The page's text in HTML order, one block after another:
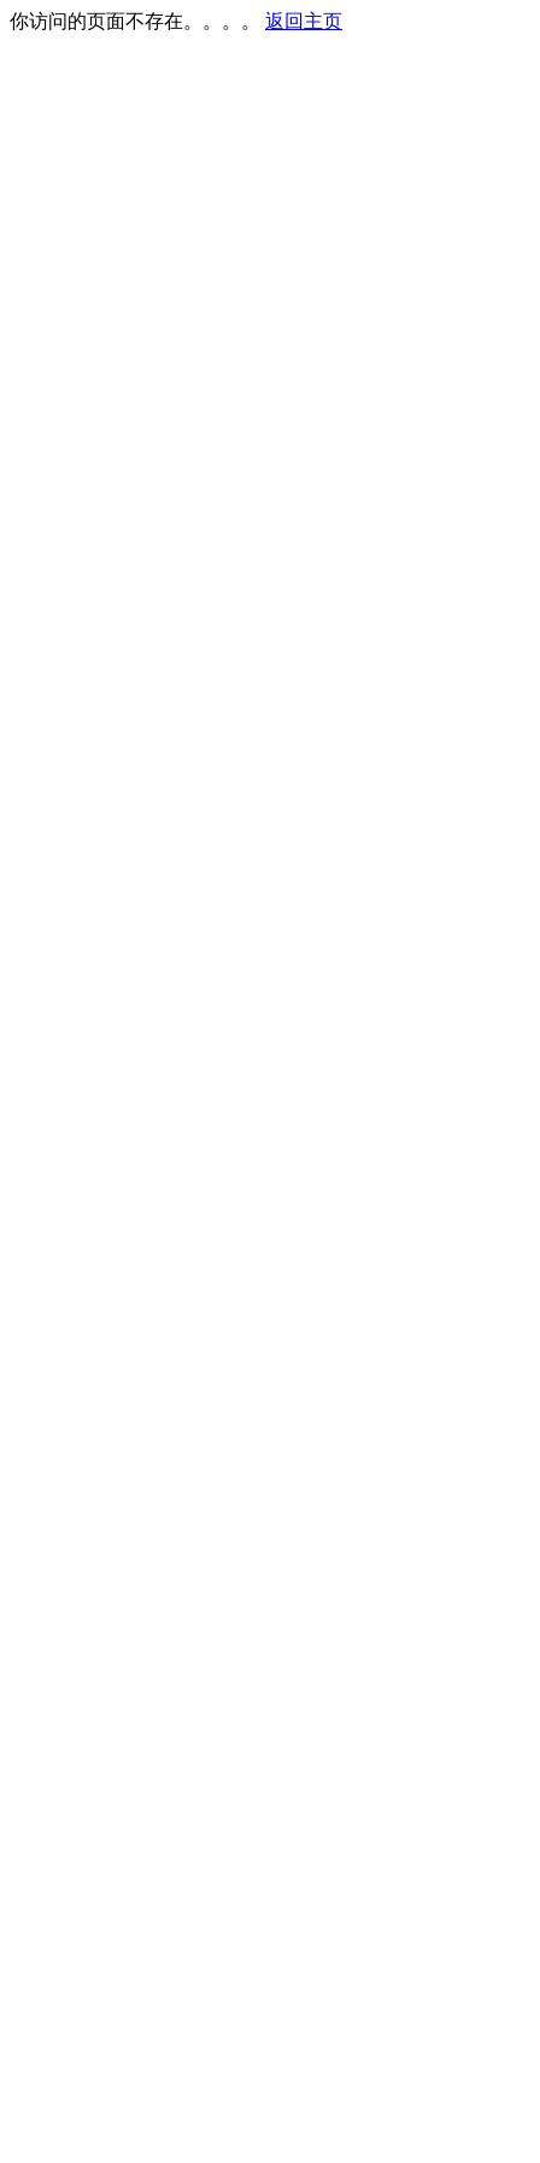
你访问的页面不存在。。。。 返回主页